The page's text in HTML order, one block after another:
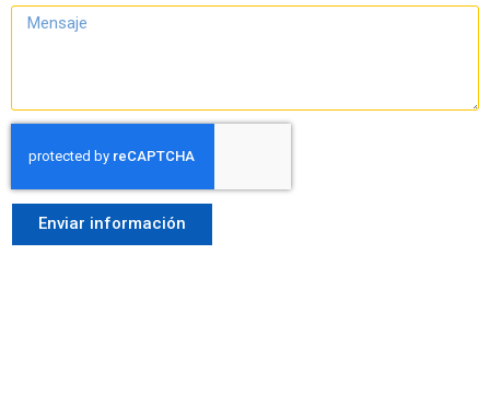
Enviar información